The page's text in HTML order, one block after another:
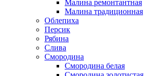
Малина ремонтантная
Малина традиционная
Облепиха
Персик
Рябина
Слива
Смородина
Смородина белая